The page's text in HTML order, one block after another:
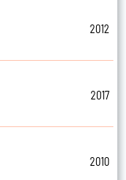
2012
2017
2010